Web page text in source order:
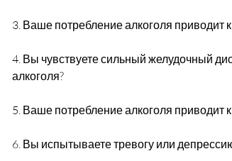
3. Ваше потребление алкоголя приводит
4. Вы чувствуете сильный желудочный
алкоголя?
5. Ваше потребление алкоголя
6. Вы испытываете тревогу или